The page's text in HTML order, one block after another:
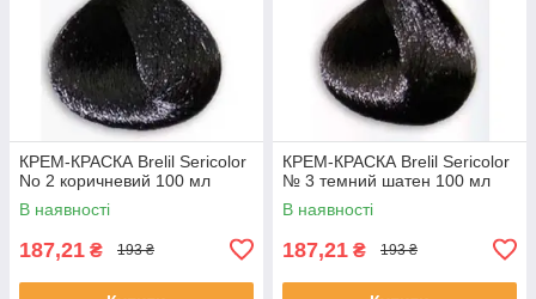
КРЕМ-КРАСКА Brelil Sericolor
No 2 коричневий 100 мл
В наявності
187,21 ₴ 193 ₴
КРЕМ-КРАСКА Brelil Sericolor
№ 3 темний шатен 100 мл
В наявності
187,21 ₴ 193 ₴